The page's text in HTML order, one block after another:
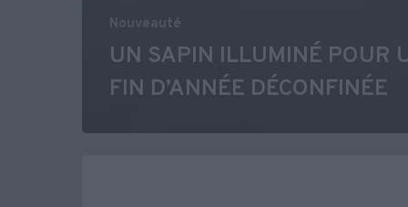
Nouveauté
UN SAPIN ILLUMINÉ POUR
FIN D’ANNÉE DÉCONFINÉE